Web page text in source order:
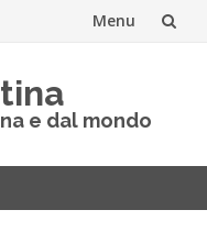
Menu
e dal mondo